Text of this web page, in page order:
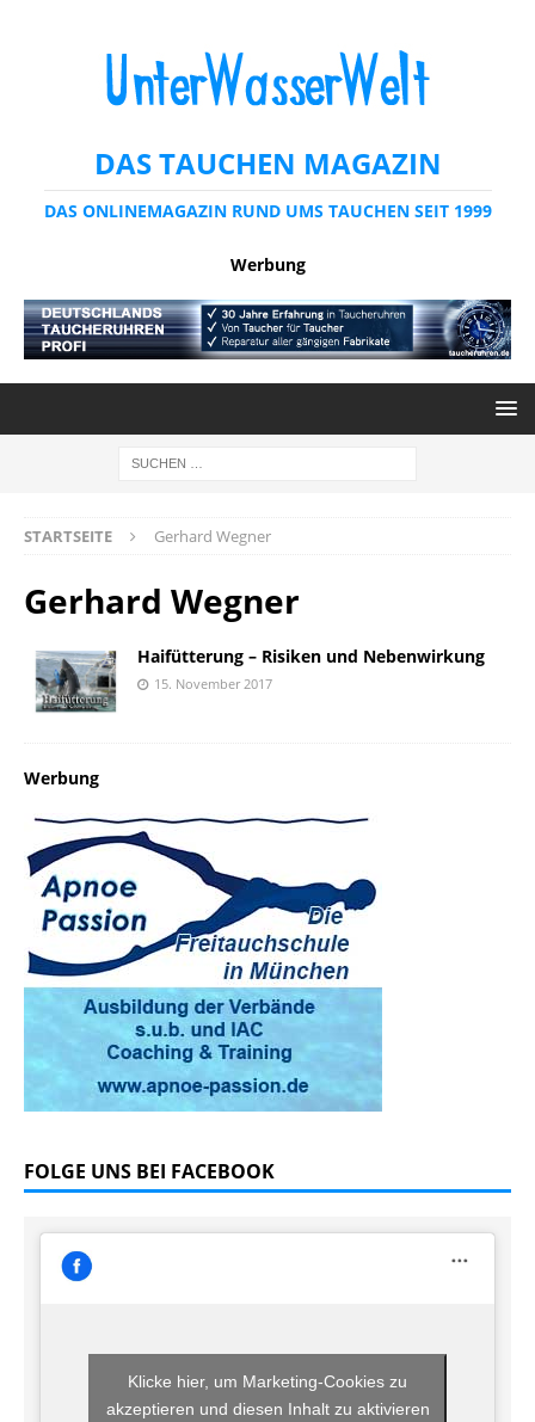
DAS TAUCHEN MAGAZIN
DAS ONLINEMAGAZIN RUND UMS TAUCHEN SEIT 1999
Werbung
STARTSEITE Gerhard Wegner
Gerhard Wegner
Haifütterung – Risiken und Nebenwirkung
15. November 2017
Werbung
FOLGE UNS BEI FACEBOOK
Klicke hier, um Marketing-Cookies zu
akzeptieren und diesen Inhalt zu aktivieren